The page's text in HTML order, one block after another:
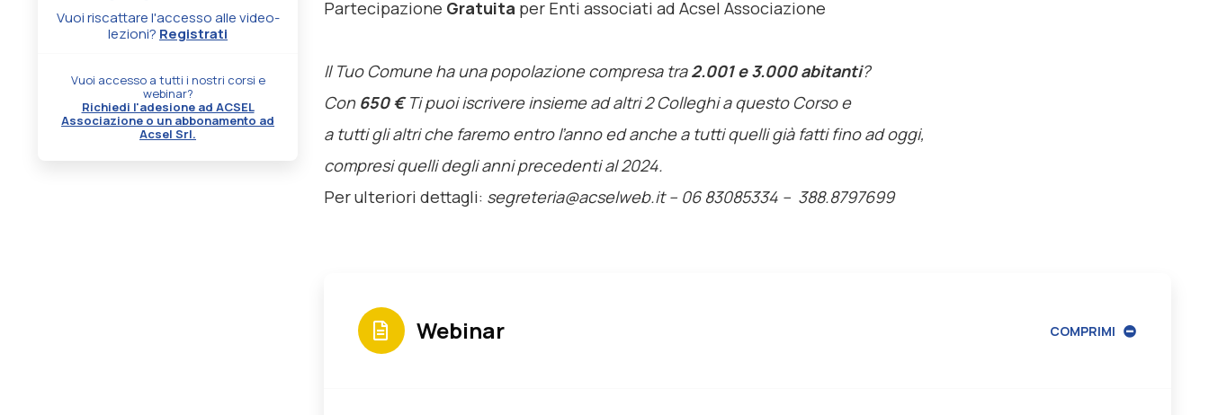
Vuoi riscattare l'accesso alle video-
lezioni? Registrati
Vuoi accesso a tutti i nostri corsi e
webinar?
Richiedi l'adesione ad ACSEL
Associazione o un abbonamento ad
Acsel Srl.
Partecipazione Gratuita per Enti associati ad Acsel Associazione
Il Tuo Comune ha una popolazione compresa tra2.001 e 3.000 abitanti?
Con 650 €Ti puoi iscrivere insieme ad altri 2 Colleghi a questo Corso e
a tutti gli altri che faremo entro l’anno ed anche a tutti quelli già fatti fino ad oggi,
compresi quelli degli anni precedenti al 2024.
Per ulteriori dettagli: segreteria@acselweb.it – 06 83085334 – 388.8797699
Webinar COMPRIMI